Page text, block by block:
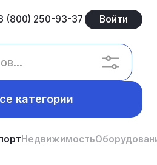
(800) 250-93-37 Войти
категории
Недвижимость